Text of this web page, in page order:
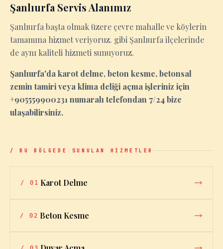
Şanlıurfa Servis Alanımız
Şanlıurfa başta olmak üzere çevre mahalle ve köylerin
tamamına hizmet veriyoruz. gibi Şanlıurfa ilçelerinde
de aynı kaliteli hizmeti sunuyoruz.
Şanlıurfa'da karot delme, beton kesme, betonsal
zemin tamiri veya klima deliği açma işleriniz için
+905559900231 numaralı telefondan 7/24 bize
ulaşabilirsiniz.
/ BU BÖLGEDE SUNULAN HİZMETLER
/ 01 Karot Delme
/ 02 Beton Kesme